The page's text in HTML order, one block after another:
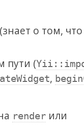
о том, что
пути (
,
render или